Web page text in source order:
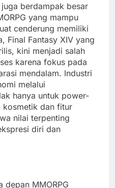
berdampak besar
yang mampu
cenderung memiliki
Final Fantasy XIV yang
kini menjadi salah
karena fokus pada
mendalam. Industri
melalui
hanya untuk power-
kosmetik dan fitur
nilai terpenting
diri dan
depan MMORPG